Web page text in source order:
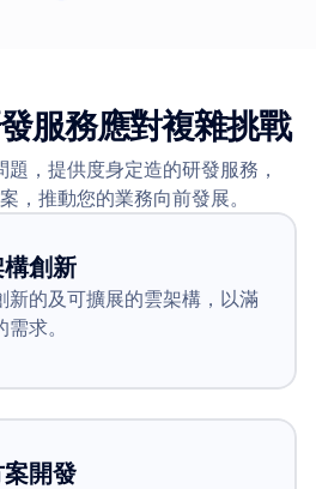
服務應對複雜挑戰
，提供度身定造的研發服務，
，推動您的業務向前發展。
創新
新的及可擴展的雲架構，以滿
求。
開發